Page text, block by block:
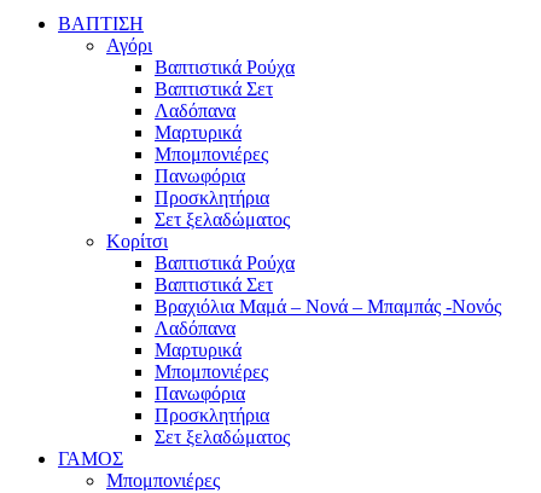
ΒΑΠΤΙΣΗ
Αγόρι
Βαπτιστικά Ρούχα
Βαπτιστικά Σετ
Λαδόπανα
Μαρτυρικά
Μπομπονιέρες
Πανωφόρια
Προσκλητήρια
Σετ ξελαδώματος
Κορίτσι
Βαπτιστικά Ρούχα
Βαπτιστικά Σετ
Βραχιόλια Μαμά – Νονά – Μπαμπάς -Νονός
Λαδόπανα
Μαρτυρικά
Μπομπονιέρες
Πανωφόρια
Προσκλητήρια
Σετ ξελαδώματος
ΓΑΜΟΣ
Μπομπονιέρες